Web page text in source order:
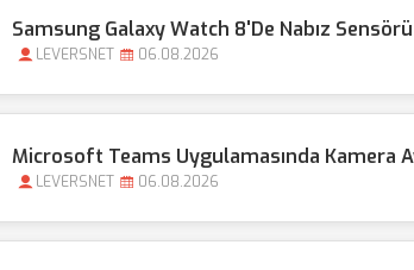
Samsung Galaxy Watch 8'de Nabız
LEVERSNET 06.08.2026
Microsoft Teams Uygulamasında Kamera
LEVERSNET 06.08.2026